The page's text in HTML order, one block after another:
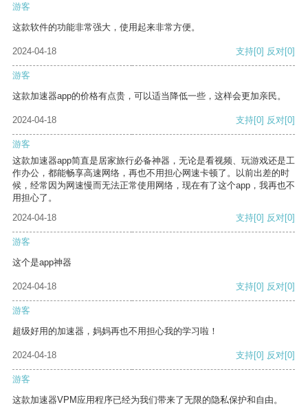
游客
这款软件的功能非常强大，使用起来非常方便。
2024-04-18 支持[0] 反对[0]
游客
这款加速器app的价格有点贵，可以适当降低一些，这样会更加亲民。
2024-04-18 支持[0] 反对[0]
游客
这款加速器app简直是居家旅行必备神器，无论是看视频、玩游戏还是工
作办公，都能畅享高速网络，再也不用担心网速卡顿了。以前出差的时
候，经常因为网速慢而无法正常使用网络，现在有了这个app，我再也不
用担心了。
2024-04-18
支持[0] 反对[0]
游客
这个是app神器
2024-04-18 支持[0] 反对[0]
游客
超级好用的加速器，妈妈再也不用担心我的学习啦！
2024-04-18 支持[0] 反对[0]
游客
这款加速器VPM应用程序已经为我们带来了无限的隐私保护和自由。